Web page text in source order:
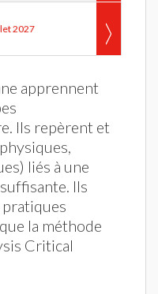
2027
apprennent
Ils repèrent et
liés à une
Ils
la méthode
Critical